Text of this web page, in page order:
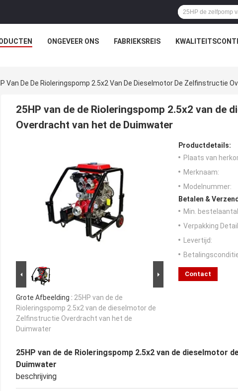
ONGEVEER ONS FABRIEKSREIS
Van De De Rioleringspomp 2.5x2 Van De Dieselmotor De Zelfinstructie
25HP van de de Rioleringspomp 2.5x2 van de
Overdracht van het de Duimwater
Grote Afbeelding : 25HP van de de
Rioleringspomp 2.5x2 van de dieselmotor de
Zelfinstructie Overdracht van het de
Duimwater
Productdetails:
Plaats van
Merknaam:
Modelnummer:
Betalen &
Min.
Verpakking
Levertijd:
Contact
25HP van de de Rioleringspomp 2.5x2 van de dieselmotor
Duimwater
beschrijving